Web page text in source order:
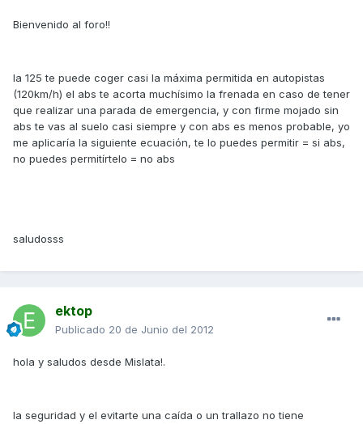
Bienvenido al foro!!
la 125 te puede coger casi la máxima permitida en autopistas
(120km/h) el abs te acorta muchísimo la frenada en caso de tener
que realizar una parada de emergencia, y con firme mojado sin
abs te vas al suelo casi siempre y con abs es menos probable, yo
me aplicaría la siguiente ecuación, te lo puedes permitir = si abs,
no puedes permitírtelo = no abs
saludosss
ektop
Publicado 20 de Junio del 2012
hola y saludos desde Mislata!.
la seguridad y el evitarte una caída o un trallazo no tiene